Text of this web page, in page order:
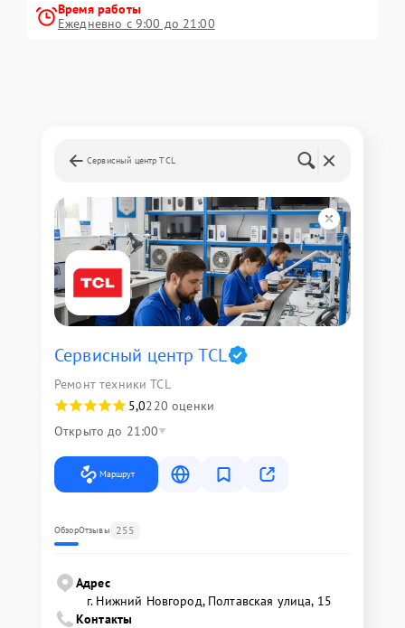
Время работы
Ежедневно с 9:00 до 21:00
Сервисный центр TCL
Сервисный центр TCL
Ремонт техники TCL
5,0220 оценки
Открыто до 21:00
Маршрут
ОбзорОтзывы 255
Адрес
г. Нижний Новгород, Полтавская улица, 15
Контакты